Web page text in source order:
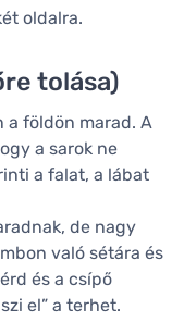
oldalra.
tolása)
a földön marad. A
a sarok ne
a falat, a lábat
de nagy
való sétára és
és a csípő
el” a terhet.